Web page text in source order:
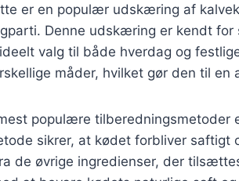
er en populær udskæring af
Denne udskæring er kendt for
valg til både hverdag og
måder, hvilket gør den til en
populære tilberedningsmetoder
sikrer, at kødet forbliver
de øvrige ingredienser, der